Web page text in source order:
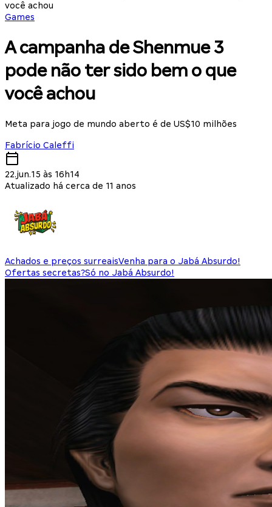
você achou
Games
A campanha de Shenmue 3
pode não ter sido bem o que
você achou
Meta para jogo de mundo aberto é de US$10 milhões
Fabrício Caleffi
22.jun.15 às 16h14
Atualizado há cerca de 11 anos
Achados e preços surreaisVenha para o Jabá Absurdo!
Ofertas secretas?Só no Jabá Absurdo!